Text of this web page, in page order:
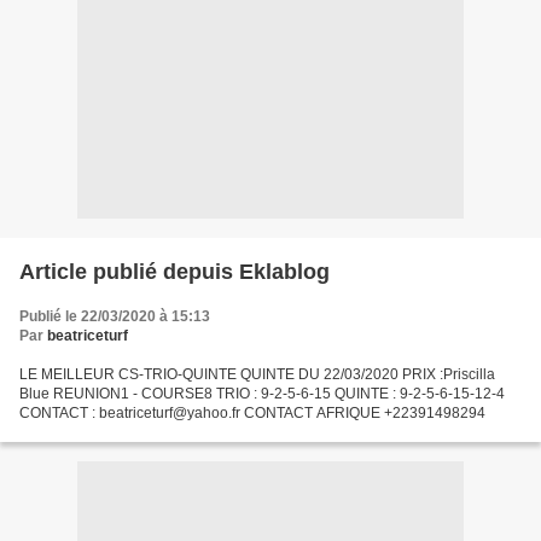
Article publié depuis Eklablog
Publié le 22/03/2020 à 15:13
Par beatriceturf
LE MEILLEUR CS-TRIO-QUINTE QUINTE DU 22/03/2020 PRIX :Priscilla
Blue REUNION1 - COURSE8 TRIO : 9-2-5-6-15 QUINTE : 9-2-5-6-15-12-4
CONTACT : beatriceturf@yahoo.fr CONTACT AFRIQUE +22391498294